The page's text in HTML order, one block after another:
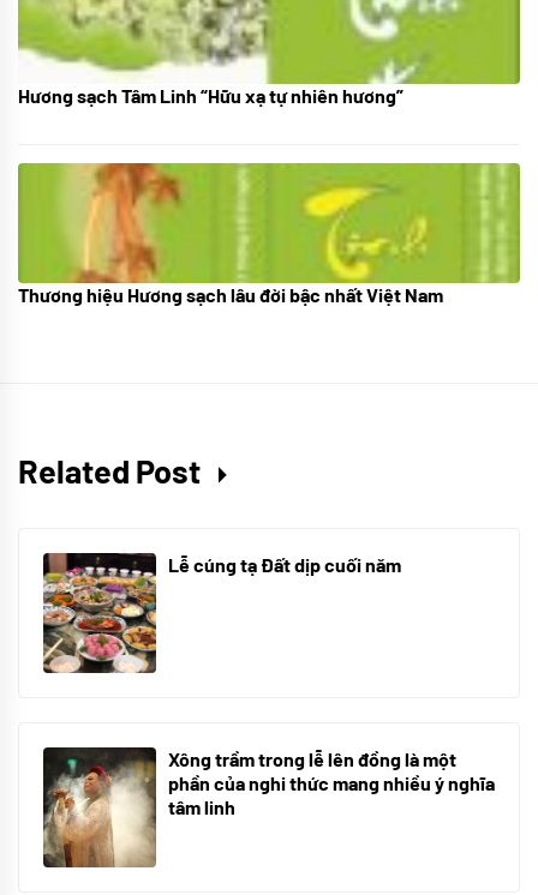
28/10/2025
Hương sạch Tâm Linh “Hữu xạ tự nhiên hương”
18/10/2025
Thương hiệu Hương sạch lâu đời bậc nhất Việt Nam
Related Post
Lễ cúng tạ Đất dịp cuối năm
Xông trầm trong lễ lên đồng là một
phần của nghi thức mang nhiều ý nghĩa
tâm linh